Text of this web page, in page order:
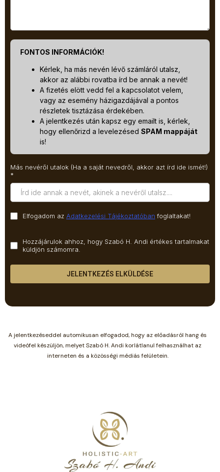
FONTOS INFORMÁCIÓK!
Kérlek, ha más nevén lévő számláról utalsz,
akkor az alábbi rovatba írd be annak a nevét!
A fizetés elött vedd fel a kapcsolatot velem,
vagy az esemény házigazdájával a pontos
részletek tisztázása érdekében.
A jelentkezés után kapsz egy emailt is, kérlek,
hogy ellenőrizd a levelezésed SPAM mappáját
is!
Más nevéről utalok (Ha a saját nevedről, akkor azt írd ide ismét!)
*
Elfogadom az Adatkezelési Tájékoztatóban foglaltakat!
Hozzájárulok ahhoz, hogy Szabó H. Andi értékes tartalmakat
küldjön számomra.
JELENTKEZÉS ELKÜLDÉSE
A jelentkezéseddel automikusan elfogadod, hogy az előadásról hang és
videófel készüljön, melyet Szabó H. Andi korlátlanul felhasználhat az
interneten és a közösségi médiás felületein.